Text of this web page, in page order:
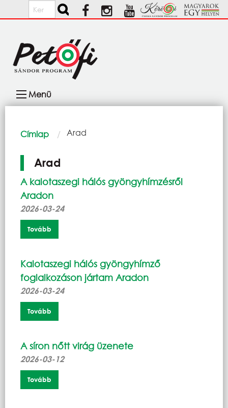
Ugrás a tartalomra
Keresés
navigáció
Menü
Morzsa
Címlap Current:
Arad
Arad
A kalotaszegi hálós gyöngyhímzésről
Aradon
2026-03-24
Tovább
Kalotaszegi hálós gyöngyhímző
foglalkozáson jártam Aradon
2026-03-24
Tovább
A síron nőtt virág üzenete
2026-03-12
Tovább